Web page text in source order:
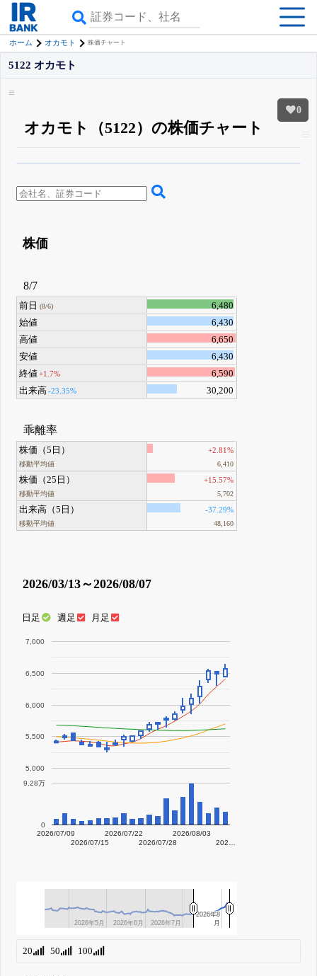
ホーム オカモト 株価チャート
0
5122 オカモト
オカモト（5122）の株価チャート
詳しく見られる無料でβ版をはじめる
登録すると永久30%OFFと米株版の先行利用も付きます
株価
8/7
前日 (8/6)
6,480
始値
6,430
高値
6,650
安値
6,430
終値+1.7%
6,590
出来高 -23.35% 30,200
乖離率
株価（5日）
移動平均値
+2.81%
6,410
株価（25日）
移動平均値
+15.57%
5,702
出来高（5日）
移動平均値
-37.29%
48,160
2026/03/13～2026/08/07
日足 週足 月足
5,000
5,500
6,000
6,500
7,000
2026/07/09
2026/07/15
2026/07/22
2026/07/28
2026/08/03
202…
0
9.28万
2026年5月
2026年5月 2026年6月
2026年6月 2026年7月
2026年7月 月月
2026年8
2026年8
20 50 100